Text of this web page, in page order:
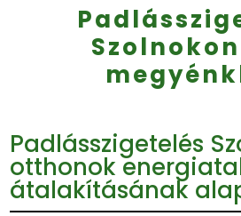
Padlásszigetelés
otthonok
átalakításának